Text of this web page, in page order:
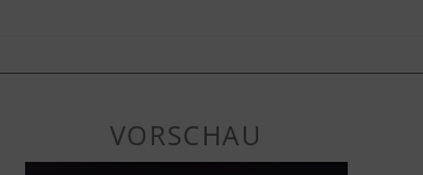
VORSCHAU